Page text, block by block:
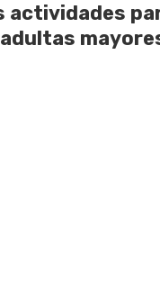
actividades